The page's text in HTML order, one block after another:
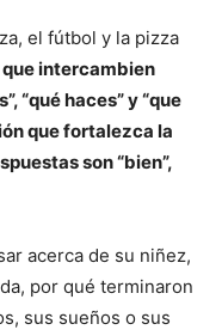
el fútbol y la pizza
que intercambien
“qué haces” y “que
que fortalezca la
son “bien”,
acerca de su niñez,
por qué terminaron
sus sueños o sus